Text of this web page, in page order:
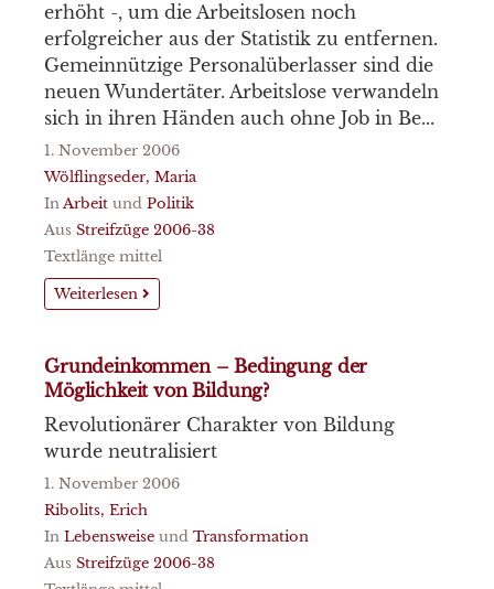
erhöht -, um die Arbeitslosen noch
erfolgreicher aus der Statistik zu entfernen.
Gemeinnützige Personalüberlasser sind die
neuen Wundertäter. Arbeitslose verwandeln
sich in ihren Händen auch ohne Job in Be...
1. November 2006
Wölflingseder, Maria
In Arbeit und Politik
Aus Streifzüge 2006-38
Textlänge mittel
Weiterlesen
Grundeinkommen – Bedingung der
Möglichkeit von Bildung?
Revolutionärer Charakter von Bildung
wurde neutralisiert
1. November 2006
Ribolits, Erich
In Lebensweise und Transformation
Aus Streifzüge 2006-38